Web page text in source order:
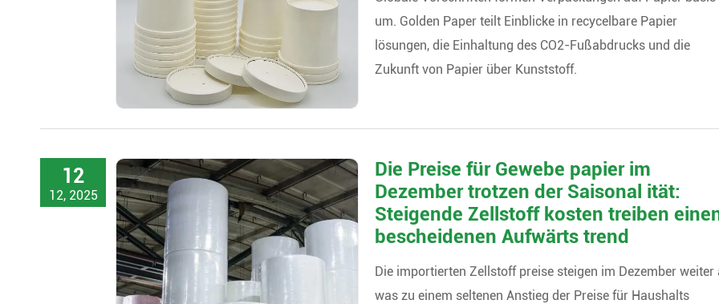
um. Golden Paper teilt Einblicke in recycelbare Papier
lösungen, die Einhaltung des CO2-Fußabdrucks und die
Zukunft von Papier über Kunststoff.
12
12, 2025
Die Preise für Gewebe papier im
Dezember trotzen der Saisonal ität:
Steigende Zellstoff kosten treiben
bescheidenen Aufwärts trend
Die importierten Zellstoff preise steigen im Dezember weiter
was zu einem seltenen Anstieg der Preise für Haushalts